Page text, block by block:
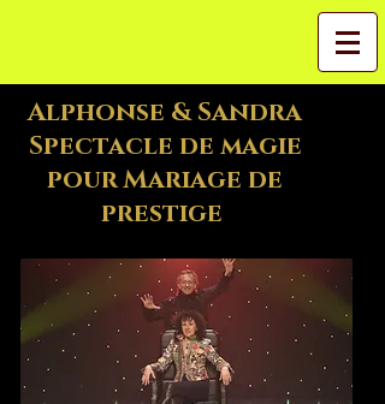
Alphonse & Sandra
Spectacle de magie
pour Mariage de
prestige